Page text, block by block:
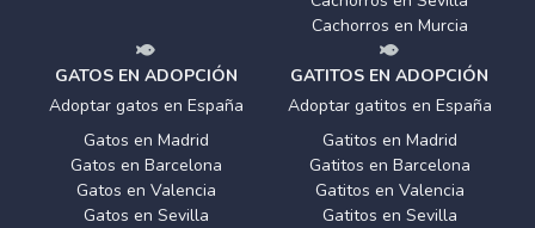
Cachorros en Murcia
GATOS EN ADOPCIÓN
Adoptar gatos en España
Gatos en Madrid
Gatos en Barcelona
Gatos en Valencia
Gatos en Sevilla
GATITOS EN ADOPCIÓN
Adoptar gatitos en España
Gatitos en Madrid
Gatitos en Barcelona
Gatitos en Valencia
Gatitos en Sevilla